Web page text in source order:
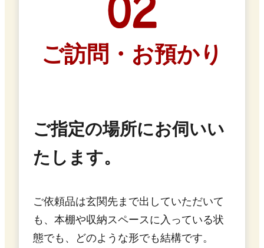
ご訪問・お預かり
ご指定の場所にお伺いい
たします。
ご依頼品は玄関先まで出していただいて
も、本棚や収納スペースに入っている状
態でも、どのような形でも結構です。